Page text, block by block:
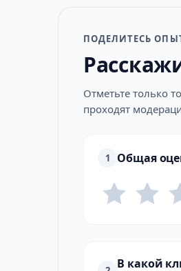
ПОДЕЛИТЕСЬ
Отметьте только
проходят
1 Общая
В какой